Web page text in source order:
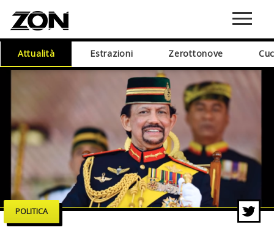
Attualità Estrazioni Zerottonove
POLITICA